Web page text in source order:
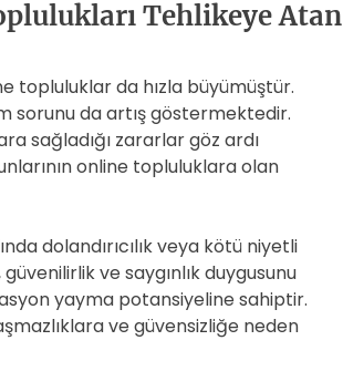
Tehlikeye Atan
topluluklar da hızla büyümüştür.
sorunu da artış göstermektedir.
sağladığı zararlar göz ardı
online topluluklara olan
dolandırıcılık veya kötü niyetli
ve saygınlık duygusunu
yayma potansiyeline sahiptir.
ve güvensizliğe neden